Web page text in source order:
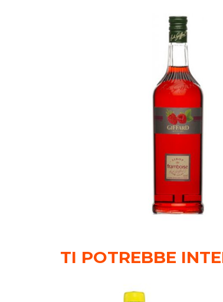
TI POTREBBE